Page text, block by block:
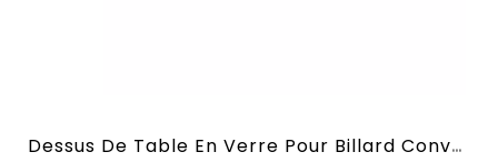
Dessus De Table En Verre Pour Billard Convertible En 2,10 M